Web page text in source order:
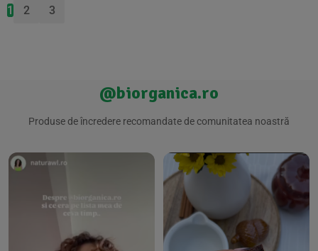
1 2 3
@biorganica.ro
Produse de încredere recomandate de comunitatea noastră